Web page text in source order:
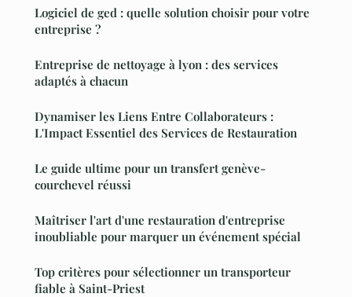
Logiciel de ged : quelle solution choisir pour votre
entreprise ?
Entreprise de nettoyage à lyon : des services
adaptés à chacun
Dynamiser les Liens Entre Collaborateurs :
L'Impact Essentiel des Services de Restauration
Le guide ultime pour un transfert genève-
courchevel réussi
Maîtriser l'art d'une restauration d'entreprise
inoubliable pour marquer un événement spécial
Top critères pour sélectionner un transporteur
fiable à Saint-Priest